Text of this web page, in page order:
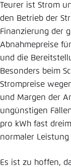
Teurer ist Strom
den Betrieb der
Finanzierung der
Abnahmepreise
und die
Besonders beim
Strompreise
und Margen der
ungünstigen
pro kWh fast
normaler Leistung
Es ist zu hoffen,